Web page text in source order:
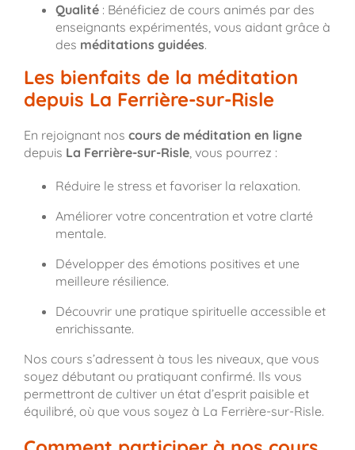
Qualité: Bénéficiez de cours animés par des
enseignants expérimentés, vous aidant grâce à
des méditations guidées.
Les bienfaits de la méditation
depuis La Ferrière-sur-Risle
En rejoignant nos cours de méditation en ligne
depuis La Ferrière-sur-Risle, vous pourrez :
Réduire le stress et favoriser la relaxation.
Améliorer votre concentration et votre clarté
mentale.
Développer des émotions positives et une
meilleure résilience.
Découvrir une pratique spirituelle accessible et
enrichissante.
Nos cours s’adressent à tous les niveaux, que vous
soyez débutant ou pratiquant confirmé. Ils vous
permettront de cultiver un état d’esprit paisible et
équilibré, où que vous soyez à La Ferrière-sur-Risle.